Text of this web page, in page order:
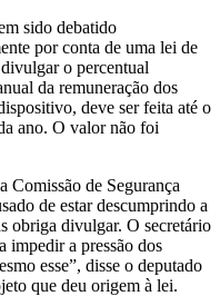
sido debatido
por conta de uma lei de
o percentual
da remuneração dos
deve ser feita até o
ano. O valor não foi
Comissão de Segurança
de estar descumprindo a
obriga divulgar. O secretário
impedir a pressão dos
esse”, disse o deputado
que deu origem à lei.